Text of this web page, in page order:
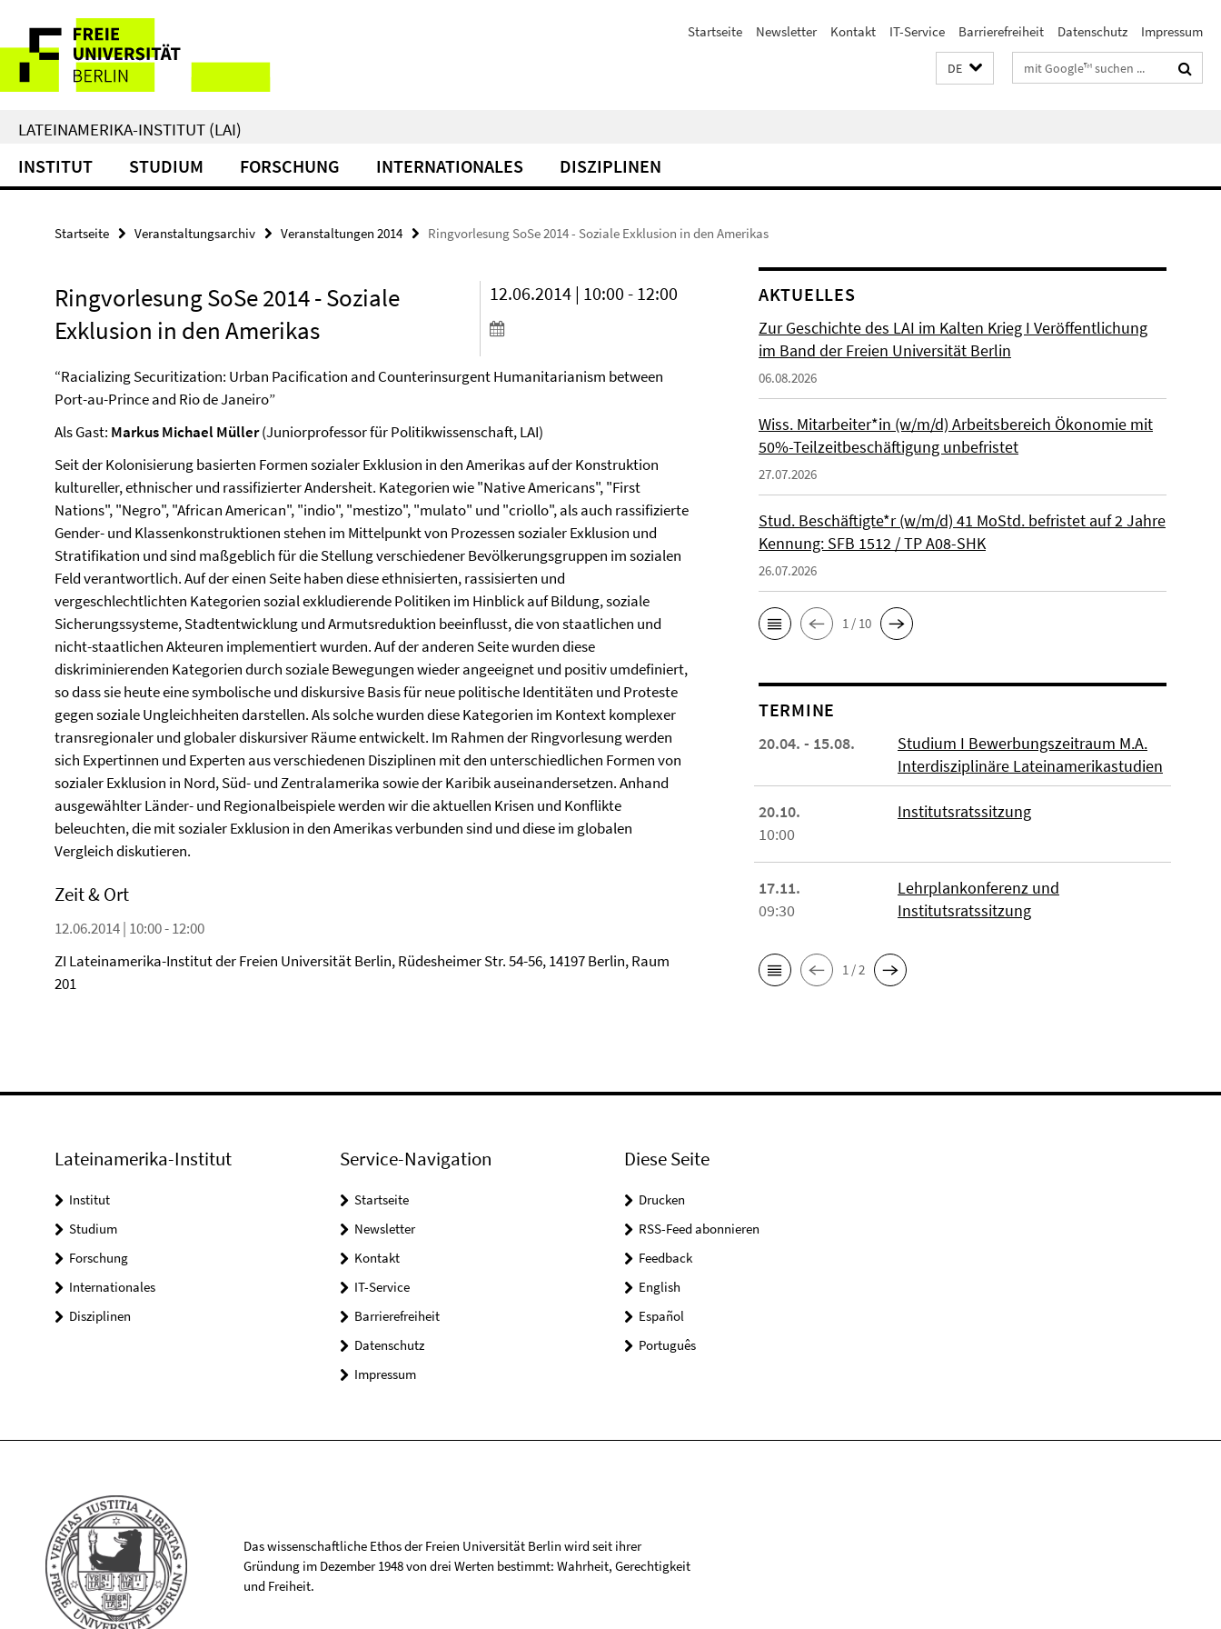
direkt
Inhalt
Service-
Navigation
Startseite Newsletter Kontakt IT-Service Barrierefreiheit Datenschutz Impressum
DE Suchbegriffe
LATEINAMERIKA-INSTITUT (LAI)
INSTITUT STUDIUM FORSCHUNG INTERNATIONALES DISZIPLINEN
Startseite Veranstaltungsarchiv Veranstaltungen 2014 Ringvorlesung SoSe 2014 - Soziale Exklusion in den Amerikas
Ringvorlesung SoSe 2014 - Soziale
Exklusion in den Amerikas
12.06.2014 | 10:00 - 12:00
“Racializing Securitization: Urban Pacification and Counterinsurgent Humanitarianism between
Port-au-Prince and Rio de Janeiro”
Als Gast: Markus Michael Müller(Juniorprofessor für Politikwissenschaft, LAI)
Seit der Kolonisierung basierten Formen sozialer Exklusion in den Amerikas auf der Konstruktion
kultureller, ethnischer und rassifizierter Andersheit. Kategorien wie "Native Americans", "First
Nations", "Negro", "African American", "indio", "mestizo", "mulato" und "criollo", als auch rassifizierte
Gender- und Klassenkonstruktionen stehen im Mittelpunkt von Prozessen sozialer Exklusion und
Stratifikation und sind maßgeblich für die Stellung verschiedener Bevölkerungsgruppen im sozialen
Feld verantwortlich. Auf der einen Seite haben diese ethnisierten, rassisierten und
vergeschlechtlichten Kategorien sozial exkludierende Politiken im Hinblick auf Bildung, soziale
Sicherungssysteme, Stadtentwicklung und Armutsreduktion beeinflusst, die von staatlichen und
nicht-staatlichen Akteuren implementiert wurden. Auf der anderen Seite wurden diese
diskriminierenden Kategorien durch soziale Bewegungen wieder angeeignet und positiv umdefiniert,
so dass sie heute eine symbolische und diskursive Basis für neue politische Identitäten und Proteste
gegen soziale Ungleichheiten darstellen. Als solche wurden diese Kategorien im Kontext komplexer
transregionaler und globaler diskursiver Räume entwickelt. Im Rahmen der Ringvorlesung werden
sich Expertinnen und Experten aus verschiedenen Disziplinen mit den unterschiedlichen Formen von
sozialer Exklusion in Nord, Süd- und Zentralamerika sowie der Karibik auseinandersetzen. Anhand
ausgewählter Länder- und Regionalbeispiele werden wir die aktuellen Krisen und Konflikte
beleuchten, die mit sozialer Exklusion in den Amerikas verbunden sind und diese im globalen
Vergleich diskutieren.
Zeit & Ort
12.06.2014 | 10:00 - 12:00
ZI Lateinamerika-Institut der Freien Universität Berlin, Rüdesheimer Str. 54-56, 14197 Berlin, Raum
201
AKTUELLES
Zur Geschichte des LAI im Kalten Krieg I Veröffentlichung
im Band der Freien Universität Berlin
06.08.2026
Wiss. Mitarbeiter*in (w/m/d) Arbeitsbereich Ökonomie mit
50%-Teilzeitbeschäftigung unbefristet
27.07.2026
Stud. Beschäftigte*r (w/m/d) 41 MoStd. befristet auf 2 Jahre
Kennung: SFB 1512 / TP A08-SHK
26.07.2026
1 / 10
TERMINE
20.04. - 15.08.
Studium I Bewerbungszeitraum M.A.
Interdisziplinäre Lateinamerikastudien
20.10.
10:00
Institutsratssitzung
17.11.
09:30
Lehrplankonferenz und
Institutsratssitzung
1 / 2
Lateinamerika-Institut
Institut
Studium
Forschung
Internationales
Disziplinen
Service-Navigation
Startseite
Newsletter
Kontakt
IT-Service
Barrierefreiheit
Datenschutz
Impressum
Diese Seite
Drucken
RSS-Feed abonnieren
Feedback
English
Español
Português
Das wissenschaftliche Ethos der Freien Universität Berlin wird seit ihrer
Gründung im Dezember 1948 von drei Werten bestimmt: Wahrheit, Gerechtigkeit
und Freiheit.